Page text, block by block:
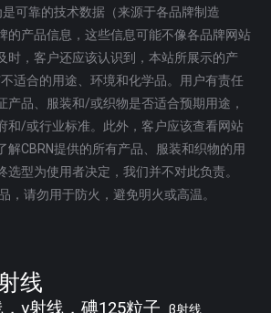
可靠的技术数据（来源于各品牌制造
的产品信息，这些信息可能不像各品牌网站
时，客户还应该认识到，本站所展示的产
适合的用途、环境和化学品。用户有责任
产品、服装和/或织物是否适合预期用途，
和/或行业标准。此外，客户应该查看网站
解CBRN提供的所有产品、服装和织物的用
选型为使用者决定，我们并不对此负责。
，请勿用于防火，避免明火或高温。
线
γ射线，碘125粒子 β射线